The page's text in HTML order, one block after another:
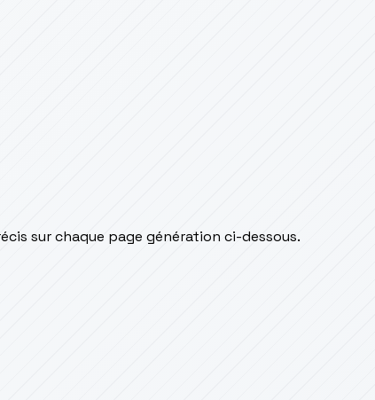
sur chaque page génération ci-dessous.